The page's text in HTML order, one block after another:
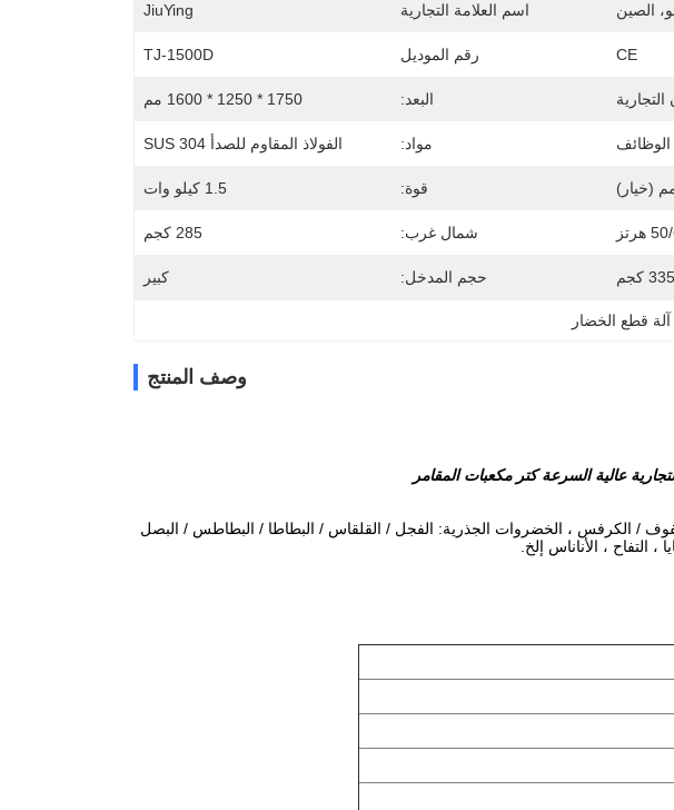
الصين اسم العلامة التجارية JiuYing
CE رقم الموديل TJ-1500D
التجارية البعد: 1750 * 1250 * 1600 مم
الوظائف مواد: الفولاذ المقاوم للصدأ SUS 304
قوة: 1.5 كيلو وات
هرتز شمال غرب: 285 كجم
335 كجم حجم المدخل: كبير
آلة قطع الخضار
وصف المنتج
عالية السرعة كتر مكعبات المقامر
/ الكرفس ، الخضروات الجذرية: الفجل / القلقاس / البطاطا / البطاطس / البصل
التفاح ، الأناناس إلخ.